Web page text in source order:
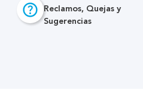
Reclamos, Quejas y
Sugerencias